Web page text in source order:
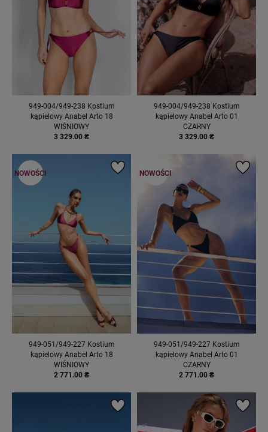
949-004/949-238 Kostium
kąpielowy Anabel Arto 18
WIŚNIOWY
3 329.00 ₴
949-004/949-238 Kostium
kąpielowy Anabel Arto 01
CZARNY
3 329.00 ₴
949-051/949-227 Kostium
kąpielowy Anabel Arto 18
WIŚNIOWY
2 771.00 ₴
NOWOŚCI
949-051/949-227 Kostium
kąpielowy Anabel Arto 01
CZARNY
2 771.00 ₴
NOWOŚCI